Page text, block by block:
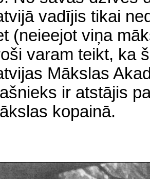
vadījis tikai
(neieejot viņa
varam teikt, ka
Mākslas
ir atstājis
kopainā.